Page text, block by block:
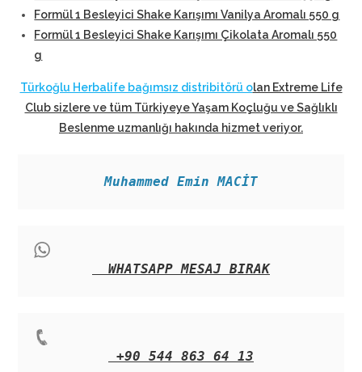
Formül 1 Besleyici Shake Karışımı Vanilya Aromalı 550 g
Formül 1 Besleyici Shake Karışımı Çikolata Aromalı 550
g
Türkoğlu Herbalife bağımsız distribitörü olan Extreme Life
Club sizlere ve tüm Türkiyeye Yaşam Koçluğu ve Sağlıklı
Beslenme uzmanlığı hakında hizmet veriyor.
Muhammed Emin MACİT
WHATSAPP MESAJ BIRAK
+90 544 863 64 13